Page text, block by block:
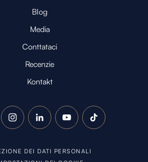
Blog
Media
Conttataci
Recenzie
Kontakt
InstagramLinkedInYouTubeTikTok
DEI DATI PERSONALI